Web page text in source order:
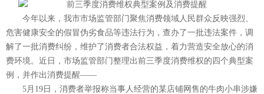
今年以来，我市市场监管部门聚焦消费领域人民群众反映强烈、
危害健康安全的假冒伪劣食品等违法行为，查办了一批违法案件，调
解了一批消费纠纷，维护了消费者合法权益，着力营造安全放心的消
费环境。近日，市场监管部门整理出前三季度消费维权的四个典型案
例，并作出消费提醒——
5月19日，消费者举报称当事人经营的某店铺网售的牛肉小串涉嫌